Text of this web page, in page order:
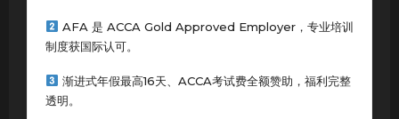
AFA 是 ACCA Gold Approved Employer，专业培训
制度获国际认可。
渐进式年假最高16天、ACCA考试费全额赞助，福利完整
透明。